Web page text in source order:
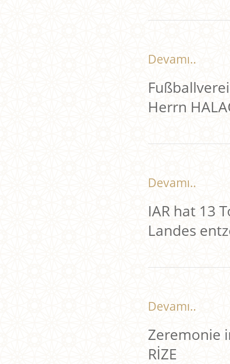
Devamı..
Herrn
Devamı..
IAR hat 13
Landes
Devamı..
Zeremonie
RİZE